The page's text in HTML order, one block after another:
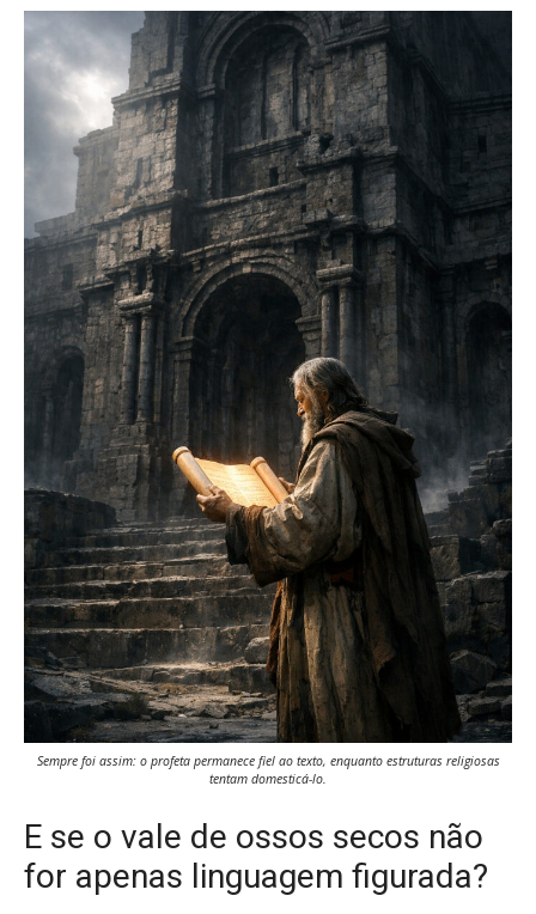
Sempre foi assim: o profeta permanece fiel ao texto, enquanto estruturas religiosas
tentam domesticá-lo.
E se o vale de ossos secos não
for apenas linguagem figurada?